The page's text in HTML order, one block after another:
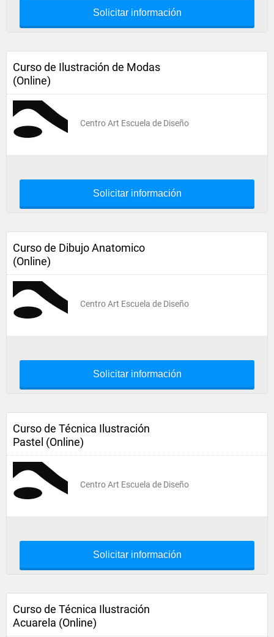
Solicitar información
Curso de Ilustración de Modas
(Online)
Centro Art Escuela de Diseño
Solicitar información
Curso de Dibujo Anatomico
(Online)
Centro Art Escuela de Diseño
Solicitar información
Curso de Técnica Ilustración
Pastel (Online)
Centro Art Escuela de Diseño
Solicitar información
Curso de Técnica Ilustración
Acuarela (Online)